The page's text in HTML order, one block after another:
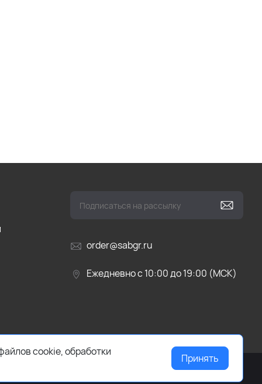
order@sabgr.ru
Ежедневно с 10:00 до 19:00 (МСК)
cookie, обработки
Принять